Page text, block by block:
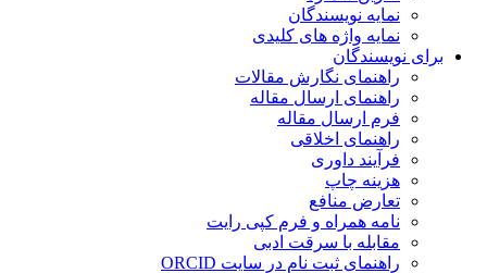
نمایه نویسندگان
نمایه واژه های کلیدی
برای نویسندگان
راهنمای نگارش مقالات
راهنمای ارسال مقاله
فرم ارسال مقاله
راهنمای اخلاقی
فرآیند داوری
هزینه چاپ
تعارض منافع
نامه همراه و فرم کپی رایت
مقابله با سرقت ادبی
راهنمای ثبت نام در سایت ORCID